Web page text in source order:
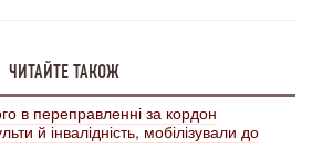
ЧИТАЙТЕ ТАКОЖ
в переправленні за кордон
й інвалідність, мобілізували до